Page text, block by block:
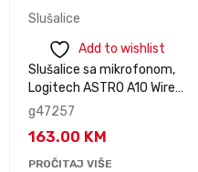
Slušalice
Add to wishlist
Slušalice sa mikrofonom,
Logitech ASTRO A10 Wired
Gaming Headsets - STAR
MM, 939-002064
g47257
163.00 KM
PROČITAJ VIŠE